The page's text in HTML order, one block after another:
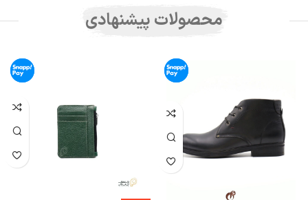
محصولات پیشنهادی